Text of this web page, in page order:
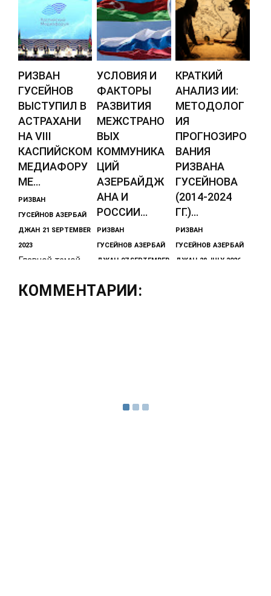
РИЗВАН
ГУСЕЙНОВ
ВЫСТУПИЛ В
АСТРАХАНИ
НА VIII
КАСПИЙСКОМ
МЕДИАФОРУ
МЕ...
РИЗВАН
ГУСЕЙНОВ АЗЕРБАЙ
ДЖАН 21 SEPTEMBER
2023
Главной темой
общественная
УСЛОВИЯ И
ФАКТОРЫ
РАЗВИТИЯ
МЕЖСТРАНО
ВЫХ
КОММУНИКА
ЦИЙ
АЗЕРБАЙДЖ
АНА И
РОССИИ...
РИЗВАН
ГУСЕЙНОВ АЗЕРБАЙ
ДЖАН 07 SEPTEMBER
Гусейнов Р.Н.,
КРАТКИЙ
АНАЛИЗ ИИ:
МЕТОДОЛОГ
ИЯ
ПРОГНОЗИРО
ВАНИЯ
РИЗВАНА
ГУСЕЙНОВА
(2014-2024
ГГ.)...
РИЗВАН
ГУСЕЙНОВ АЗЕРБАЙ
ДЖАН 29 JULY 2026
КОММЕНТАРИИ: